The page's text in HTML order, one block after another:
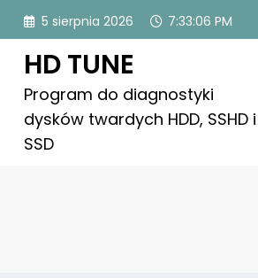
Skip
content
5 sierpnia 2026 7:33:07 PM
HD TUNE
Program do diagnostyki
dysków twardych HDD, SSHD i
SSD